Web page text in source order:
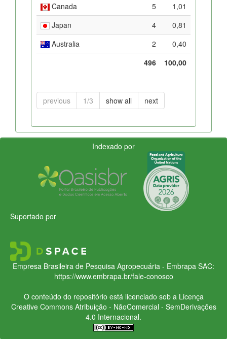
Canada
5
1,01
Japan
4
0,81
Australia
2
0,40
496
100,00
previous 1/3 show all next
Indexado por
Suportado por
Empresa Brasileira de Pesquisa Agropecuária - Embrapa SAC:
https://www.embrapa.br/fale-conosco
O conteúdo do repositório está licenciado sob a Licença
Creative CommonsAtribuição - NãoComercial - SemDerivações
4.0 Internacional.